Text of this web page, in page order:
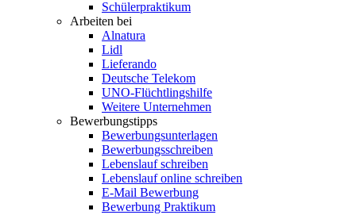
Schülerpraktikum
Arbeiten bei
Alnatura
Lidl
Lieferando
Deutsche Telekom
UNO-Flüchtlingshilfe
Weitere Unternehmen
Bewerbungstipps
Bewerbungsunterlagen
Bewerbungsschreiben
Lebenslauf schreiben
Lebenslauf online schreiben
E-Mail Bewerbung
Bewerbung Praktikum